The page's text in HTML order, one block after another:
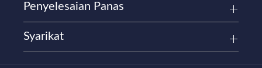
Penyelesaian Panas
Syarikat